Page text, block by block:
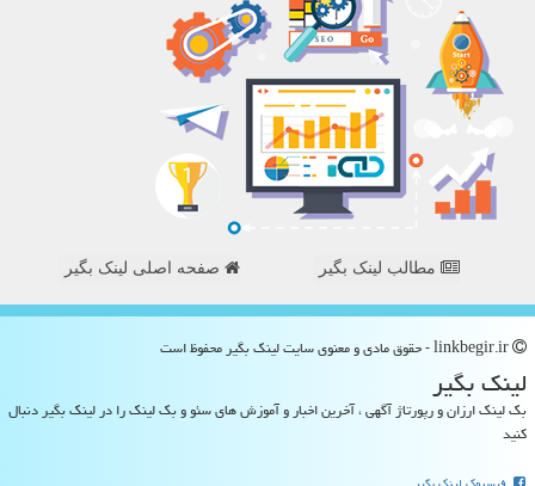
مطالب لینک بگیر صفحه اصلی لینک بگیر
لینك بگیر
بک لینک ارزان و رپورتاژ آگهی ، آخرین اخبار و آموزش های سئو و بک لینک را در لینک بگیر دنبال
کنید